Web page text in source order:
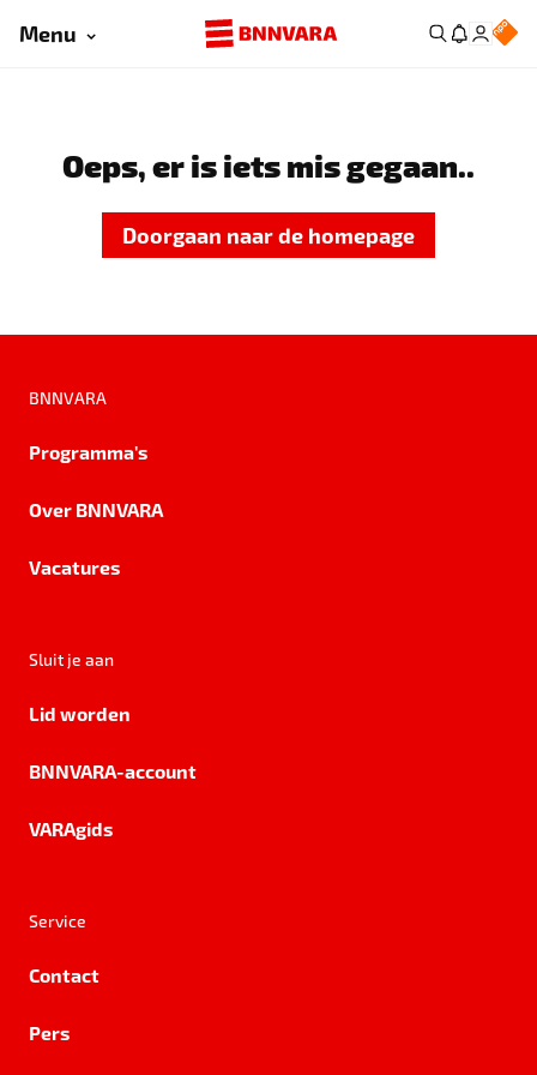
Menu
Oeps, er is iets mis gegaan..
Doorgaan naar de homepage
BNNVARA
Programma's
Over BNNVARA
Vacatures
Sluit je aan
Lid worden
BNNVARA-account
VARAgids
Service
Contact
Pers